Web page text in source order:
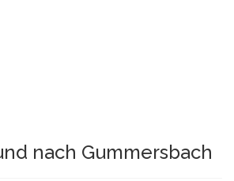
nach Gummersbach